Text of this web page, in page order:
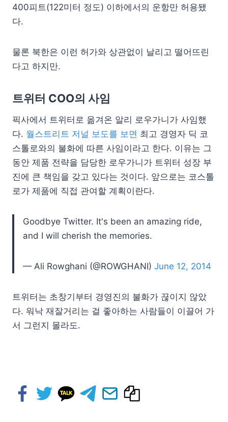
400피트(122미터 정도) 이하에서의 운항만 허용됐
다.
물론 북한은 이런 허가와 상관없이 날리고 떨어뜨린
다고 하지만.
트위터 COO의 사임
픽사에서 트위터로 옮겨온 알리 로우가니가 사임했
다. 월스트리트 저널 보도를 보면 최고 경영자 딕 코
스톨로와의 불화에 따른 사임이라고 한다. 이유는 그
동안 제품 전략을 담당한 로우가니가 트위터 성장 부
진에 큰 책임을 갖고 있다는 것이다. 앞으로는 코스톨
로가 제품에 직접 관여할 계획이란다.
Goodbye Twitter. It's been an amazing ride,
and I will cherish the memories.
— Ali Rowghani (@ROWGHANI) June 12, 2014
트위터는 초창기부터 경영진의 불화가 끊이지 않았
다. 워낙 재잘거리는 걸 좋아하는 사람들이 이끌어 가
서 그런지 몰라도.